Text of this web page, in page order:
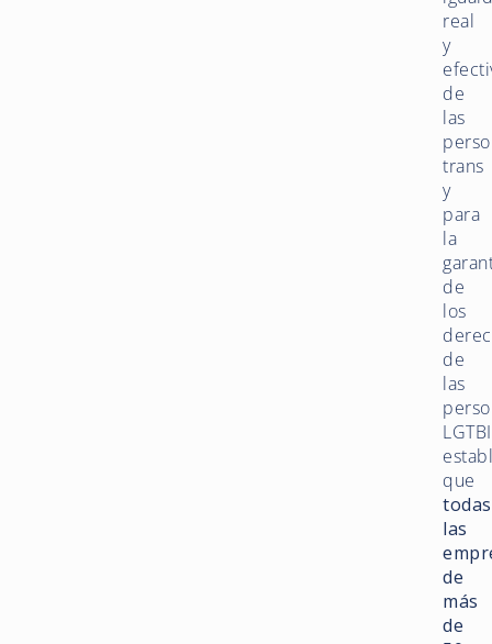
real
y
de
las
trans
y
para
la
de
los
de
las
LGTBI
que
todas
las
de
más
de